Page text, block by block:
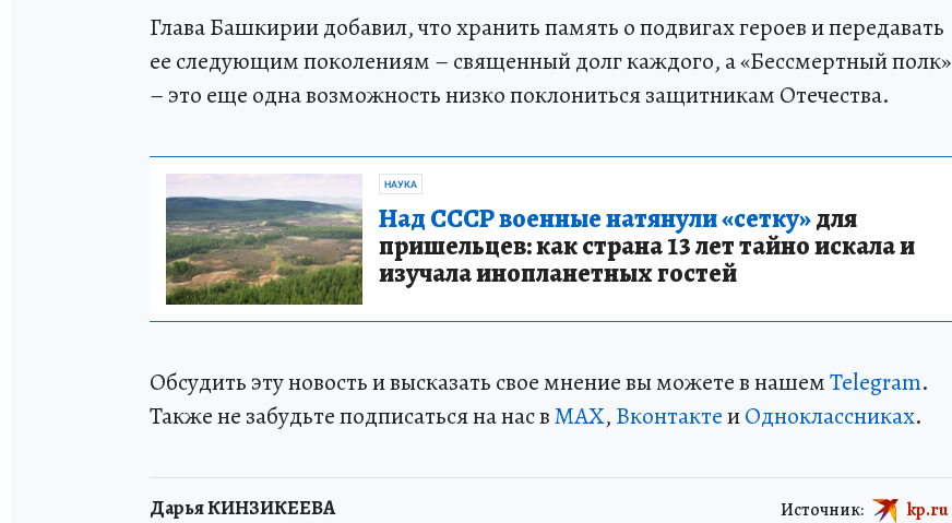
Глава Башкирии добавил, что хранить память о подвигах героев и передавать
ее следующим поколениям – священный долг каждого, а «Бессмертный полк»
– это еще одна возможность низко поклониться защитникам Отечества.
НАУКА
Над СССР военные натянули «сетку»для
пришельцев: как страна 13 лет тайно искала и
изучала инопланетных гостей
Обсудить эту новость и высказать свое мнение вы можете в нашемTelegram.
Также не забудьте подписаться на нас вMAX, ВконтактеиОдноклассниках.
Дарья КИНЗИКЕЕВА Источник: kp.ru